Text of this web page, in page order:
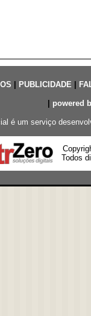
PUBLICIDADE|
powered
é um serviço
Todos